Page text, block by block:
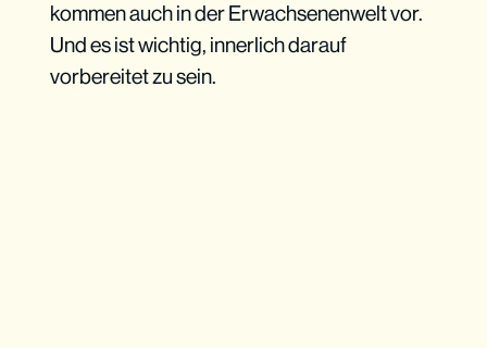
kommen auch in der Erwachsenenwelt vor.
Und es ist wichtig, innerlich darauf
vorbereitet zu sein.